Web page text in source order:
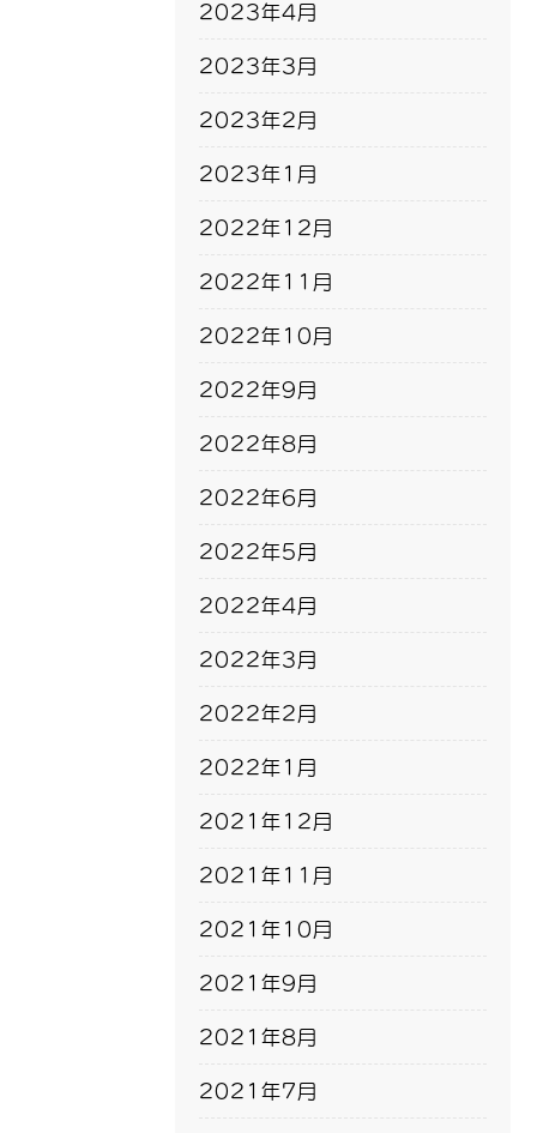
2023年4月
2023年3月
2023年2月
2023年1月
2022年12月
2022年11月
2022年10月
2022年9月
2022年8月
2022年6月
2022年5月
2022年4月
2022年3月
2022年2月
2022年1月
2021年12月
2021年11月
2021年10月
2021年9月
2021年8月
2021年7月